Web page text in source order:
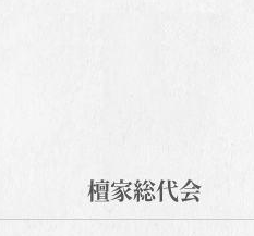
檀家総代会